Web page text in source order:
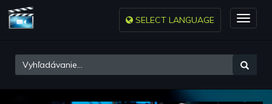
Toggle
SELECT LANGUAGE